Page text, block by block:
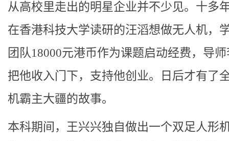
从高校里走出的明星企业并不少见。十多
在香港科技大学读研的汪滔想做无人机，
团队18000元港币作为课题启动经费，导
把他收入门下，支持他创业。日后才有了
机霸主大疆的故事。
本科期间，王兴兴独自做出一个双足人形